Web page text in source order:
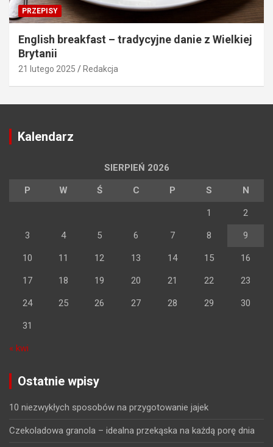
PRZEPISY
English breakfast – tradycyjne danie z Wielkiej
Brytanii
21 lutego 2025 Redakcja
Kalendarz
SIERPIEŃ 2026
P W Ś C P S N
1 2
3 4 5 6 7 8 9
10 11 12 13 14 15 16
17 18 19 20 21 22 23
24 25 26 27 28 29 30
31
« kwi
Ostatnie wpisy
10 niezwykłych sposobów na przygotowanie jajek
Czekoladowa granola – idealna przekąska na każdą porę dnia